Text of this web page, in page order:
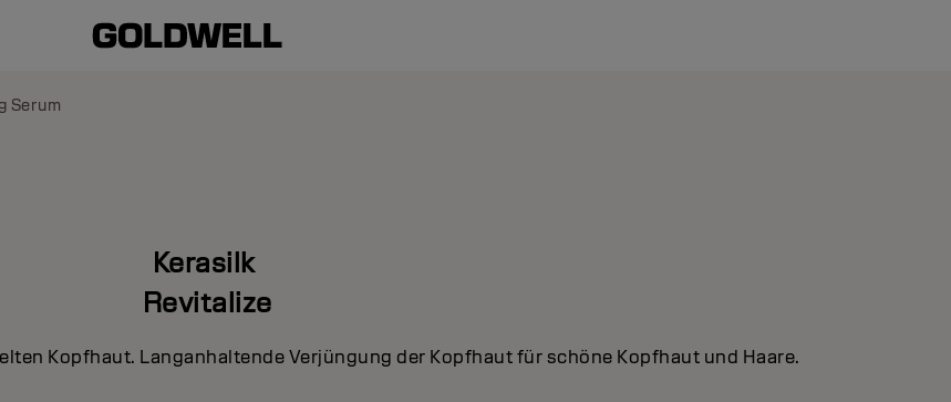
Serum
Kerasilk
Revitalize
Kopfhaut. Langanhaltende Verjüngung der Kopfhaut für schöne Kopfhaut und Haare.